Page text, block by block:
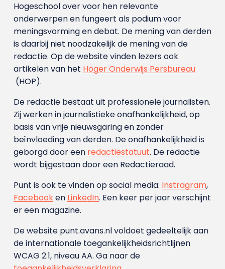
Hogeschool over voor hen relevante
onderwerpen en fungeert als podium voor
meningsvorming en debat. De mening van derden
is daarbij niet noodzakelijk de mening van de
redactie. Op de website vinden lezers ook
artikelen van het Hoger Onderwijs Persbureau
(HOP).
De redactie bestaat uit professionele journalisten.
Zij werken in journalistieke onafhankelijkheid, op
basis van vrije nieuwsgaring en zonder
beïnvloeding van derden. De onafhankelijkheid is
geborgd door een redactiestatuut. De redactie
wordt bijgestaan door een Redactieraad.
Punt is ook te vinden op social media: Instragram,
Facebooken LinkedIn. Een keer per jaar verschijnt
er een magazine.
De website punt.avans.nl voldoet gedeeltelijk aan
de internationale toegankelijkheidsrichtlijnen
WCAG 2.1, niveau AA. Ga naar de